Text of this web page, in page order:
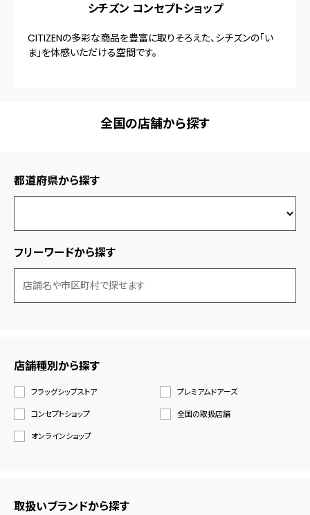
シチズン コンセプトショップ
CITIZENの多彩な商品を豊富に取りそろえた、シチズンの「い
ま」を体感いただける空間です。
全国の店舗から探す
都道府県から探す
フリーワードから探す
店舗種別から探す
フラッグシップストア
プレミアムドアーズ
コンセプトショップ
全国の取扱店舗
オンラインショップ
取扱いブランドから探す